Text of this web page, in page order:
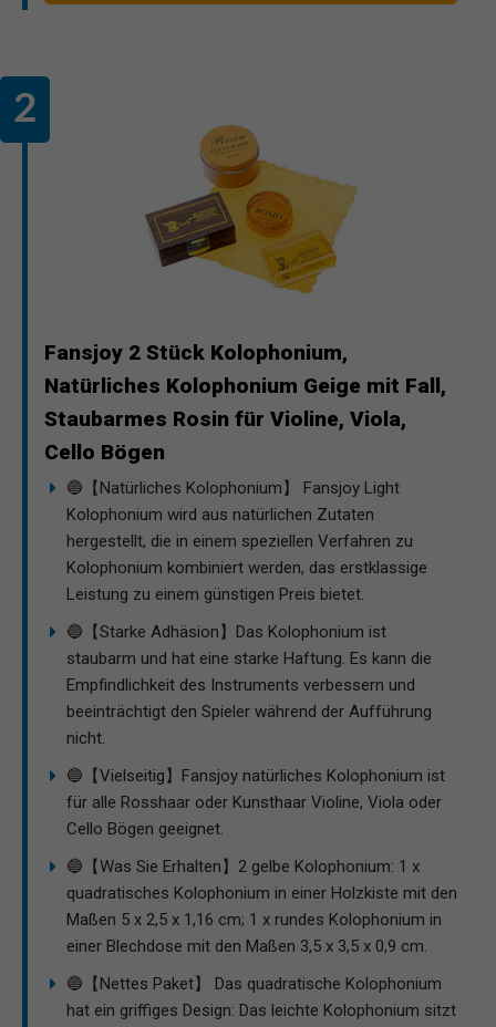
Fansjoy 2 Stück Kolophonium,
Natürliches Kolophonium Geige mit Fall,
Staubarmes Rosin für Violine, Viola,
Cello Bögen
🔵【Natürliches Kolophonium】 Fansjoy Light
Kolophonium wird aus natürlichen Zutaten
hergestellt, die in einem speziellen Verfahren zu
Kolophonium kombiniert werden, das erstklassige
Leistung zu einem günstigen Preis bietet.
🔵【Starke Adhäsion】Das Kolophonium ist
staubarm und hat eine starke Haftung. Es kann die
Empfindlichkeit des Instruments verbessern und
beeinträchtigt den Spieler während der Aufführung
nicht.
🔵【Vielseitig】Fansjoy natürliches Kolophonium ist
für alle Rosshaar oder Kunsthaar Violine, Viola oder
Cello Bögen geeignet.
🔵【Was Sie Erhalten】2 gelbe Kolophonium: 1 x
quadratisches Kolophonium in einer Holzkiste mit den
Maßen 5 x 2,5 x 1,16 cm; 1 x rundes Kolophonium in
einer Blechdose mit den Maßen 3,5 x 3,5 x 0,9 cm.
🔵【Nettes Paket】 Das quadratische Kolophonium
hat ein griffiges Design: Das leichte Kolophonium sitzt